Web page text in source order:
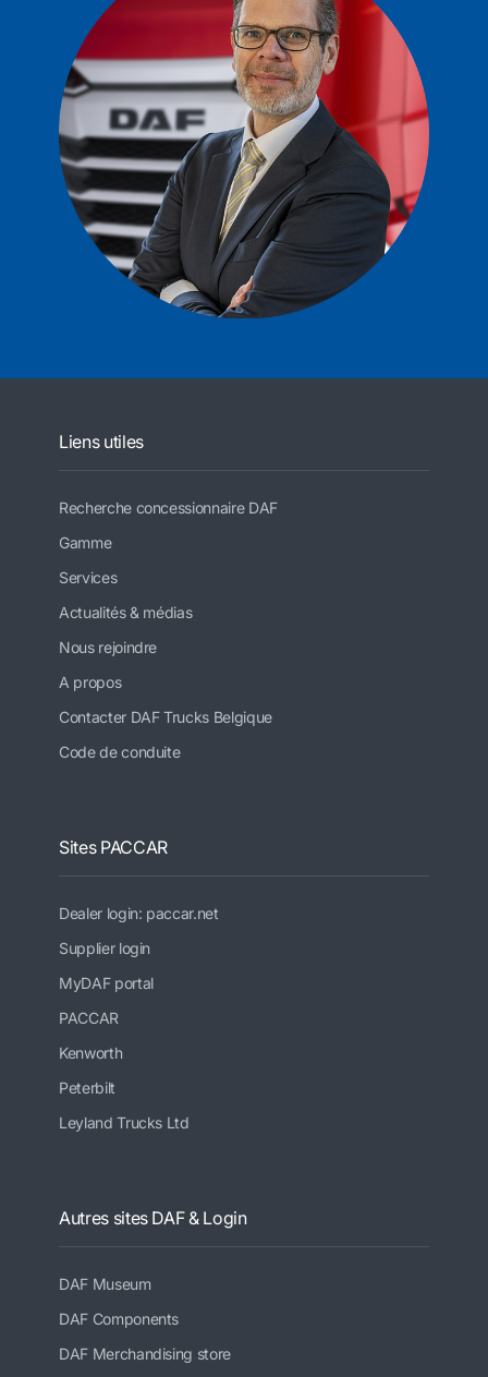
Liens utiles
Recherche concessionnaire DAF
Gamme
Services
Actualités & médias
Nous rejoindre
A propos
Contacter DAF Trucks Belgique
Code de conduite
Sites PACCAR
Dealer login: paccar.net
Supplier login
MyDAF portal
PACCAR
Kenworth
Peterbilt
Leyland Trucks Ltd
Autres sites DAF & Login
DAF Museum
DAF Components
DAF Merchandising store